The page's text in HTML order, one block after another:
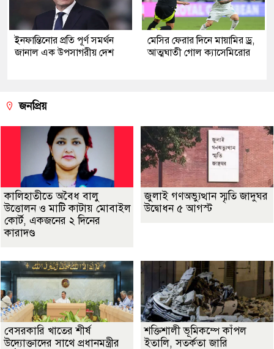
ইনফান্তিনোর প্রতি পূর্ণ সমর্থন
জানাল এক উপসাগরীয় দেশ
মেসির ফেরার দিনে মায়ামির ড্র,
আত্মঘাতী গোল ক্যাসেমিরোর
জনপ্রিয়
কালিহাতীতে অবৈধ বালু
উত্তোলন ও মাটি কাটায় মোবাইল
কোর্ট, একজনের ২ দিনের
কারাদণ্ড
জুলাই গণঅভ্যুত্থান স্মৃতি জাদুঘর
উদ্বোধন ৫ আগস্ট
বেসরকারি খাতের শীর্ষ
উদ্যোক্তাদের সাথে প্রধানমন্ত্রীর
শক্তিশালী ভূমিকম্পে কাঁপল
ইতালি, সতর্কতা জারি